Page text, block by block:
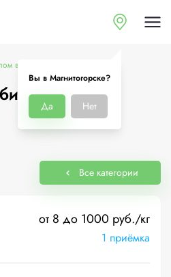
Вы в Магнитогорске?
Да Нет
в Магнитогорске
в
Все категории
от 8 до 1000 руб./кг
1 приёмка